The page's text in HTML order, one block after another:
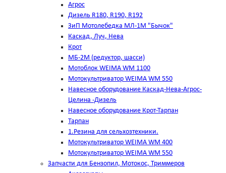
Агрос
Дизель R180, R190, R192
ЗиП Мотолебедка МЛ-1М "Бычок"
Каскад, Луч, Нева
Крот
МБ-2М (редуктор, шасси)
Мотоблок WEIMA WM 1100
Мотокультриватор WEIMA WM 550
Навесное оборудование Каскад-Нева-Агрос-
Целина -Дизель
Навесное оборудование Крот-Тарпан
Тарпан
1.Резина для сельхозтехники.
Мотокультриватор WEIMA WM 400
Мотокультриватор WEIMA WM 550
Запчасти для Бензопил, Мотокос, Триммеров